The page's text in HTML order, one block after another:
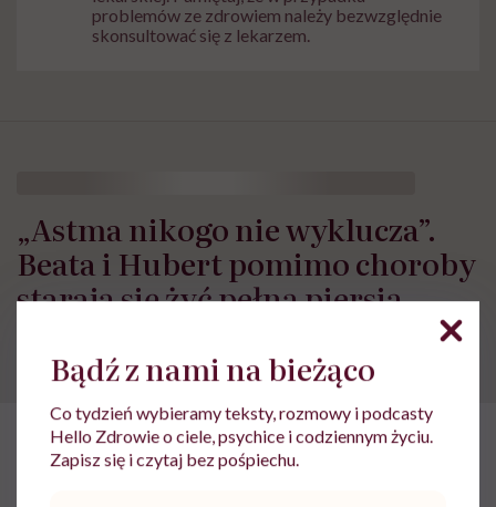
problemów ze zdrowiem należy bezwzględnie
skonsultować się z lekarzem.
„Astma nikogo nie wyklucza”.
Beata i Hubert pomimo choroby
starają się żyć pełną piersią
Bądź z nami na bieżąco
Co tydzień wybieramy teksty, rozmowy i podcasty
Hello Zdrowie o ciele, psychice i codziennym życiu.
Zapisz się i czytaj bez pośpiechu.